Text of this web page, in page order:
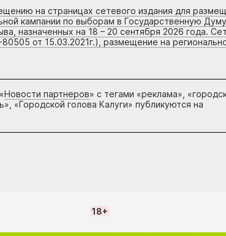
на страницах сетевого издания для
кампании по выборам в Государственную Думу
назначенных на 18 – 20 сентября 2026 года.
от 15.03.2021г.), размещение на
Новости партнеров» с тегами «реклама»,
«Городской голова Калуги» публикуются на
18+